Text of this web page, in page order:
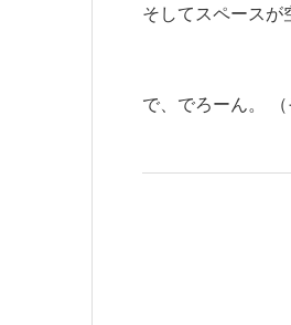
そしてスペースが
で、でろーん。